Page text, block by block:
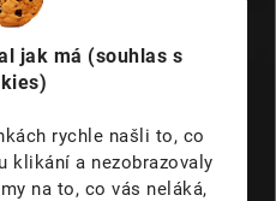
jak má (souhlas s
rychle našli to, co
klikání a nezobrazovaly
na to, co vás neláká,